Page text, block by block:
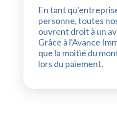
En tant
personne, toutes
ouvrent droit à un
Grâce à l'Avance
que la moitié du
lors du paiement.